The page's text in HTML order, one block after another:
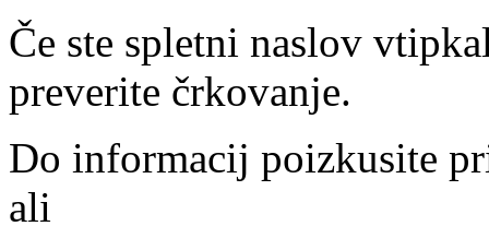
Če ste spletni naslov
preverite črkovanje.
Do informacij poizkusite
ali